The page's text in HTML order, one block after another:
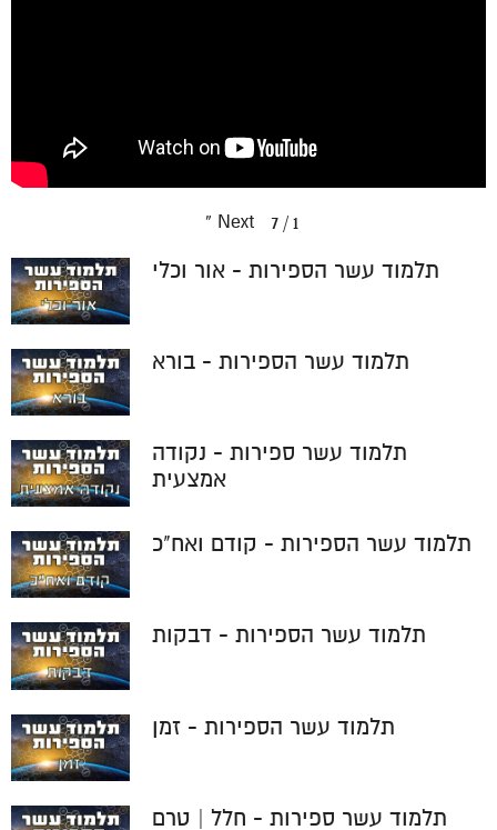
1
/
7
Next
»
תלמוד עשר הספירות - אור וכלי
תלמוד עשר הספירות - בורא
תלמוד עשר ספירות - נקודה
אמצעית
תלמוד עשר הספירות - קודם ואח"כ
תלמוד עשר הספירות - דבקות
תלמוד עשר הספירות - זמן
תלמוד עשר ספירות - חלל | טרם